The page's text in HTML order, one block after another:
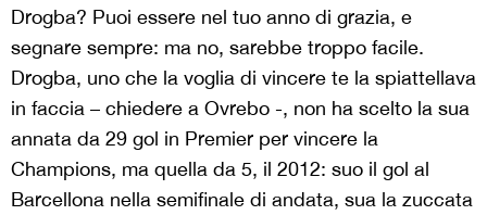
Drogba? Puoi essere nel tuo anno di grazia, e
segnare sempre: ma no, sarebbe troppo facile.
Drogba, uno che la voglia di vincere te la spiattellava
in faccia – chiedere a Ovrebo -, non ha scelto la sua
annata da 29 gol in Premier per vincere la
Champions, ma quella da 5, il 2012: suo il gol al
Barcellona nella semifinale di andata, sua la zuccata